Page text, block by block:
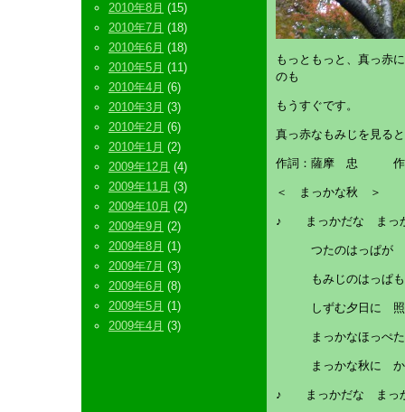
もっともっと、真っ赤
のも
もうすぐです。
真っ赤なもみじを見る
作詞：薩摩 忠 作
＜ まっかな秋 ＞
♪ まっかだな まっ
つたのはっぱが
もみじのはっぱも
しずむ夕日に 照
まっかなほっぺた
まっかな秋に か
♪ まっかだな まっ
2010年8月 (15)
2010年7月 (18)
2010年6月 (18)
2010年5月 (11)
2010年4月 (6)
2010年3月 (3)
2010年2月 (6)
2010年1月 (2)
2009年12月 (4)
2009年11月 (3)
2009年10月 (2)
2009年9月 (2)
2009年8月 (1)
2009年7月 (3)
2009年6月 (8)
2009年5月 (1)
2009年4月 (3)